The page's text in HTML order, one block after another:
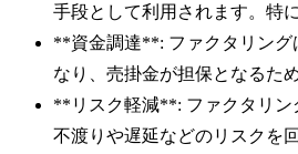
手段として利用されます。特
**資金調達**: ファクタリング
なり、売掛金が担保となるた
**リスク軽減**: ファクタリン
不渡りや遅延などのリスクを